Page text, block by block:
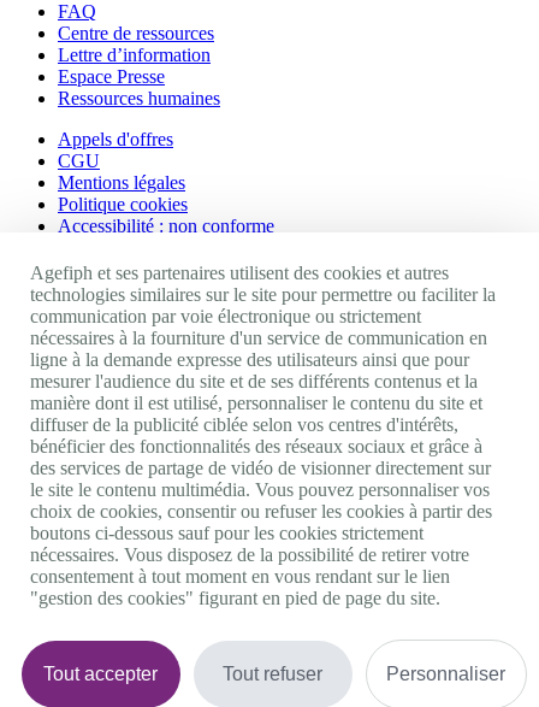
FAQ
Centre de ressources
Lettre d’information
Espace Presse
Ressources humaines
Appels d'offres
CGU
Mentions légales
Politique cookies
Accessibilité : non conforme
Nos autres sites
Site portail Agefiph
Activateur de progrès
Handinnov
Innovation et recherche
Université du RRH
Service AppuiPro
Nous suivre
Youtube
Linkedin
Facebook
Twitter
0 800 11 10 09Services & appel gratuitsDe 9h à 18h.
Nous contacter
Agefiph et ses partenaires utilisent des cookies et autres
technologies similaires sur le site pour permettre ou faciliter la
communication par voie électronique ou strictement
nécessaires à la fourniture d'un service de communication en
ligne à la demande expresse des utilisateurs ainsi que pour
mesurer l'audience du site et de ses différents contenus et la
manière dont il est utilisé, personnaliser le contenu du site et
diffuser de la publicité ciblée selon vos centres d'intérêts,
bénéficier des fonctionnalités des réseaux sociaux et grâce à
des services de partage de vidéo de visionner directement sur
le site le contenu multimédia. Vous pouvez personnaliser vos
choix de cookies, consentir ou refuser les cookies à partir des
boutons ci-dessous sauf pour les cookies strictement
nécessaires. Vous disposez de la possibilité de retirer votre
consentement à tout moment en vous rendant sur le lien
"gestion des cookies" figurant en pied de page du site.
Tout accepter Tout refuser Personnaliser